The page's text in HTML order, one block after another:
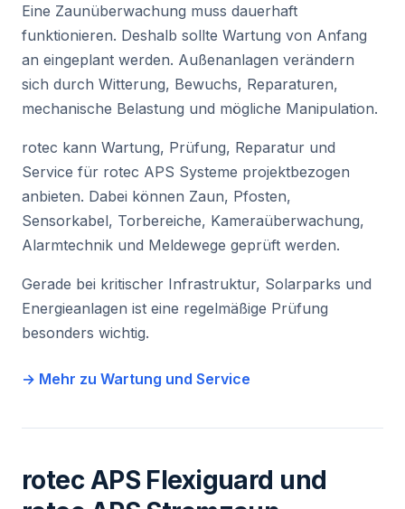
Eine Zaunüberwachung muss dauerhaft
funktionieren. Deshalb sollte Wartung von Anfang
an eingeplant werden. Außenanlagen verändern
sich durch Witterung, Bewuchs, Reparaturen,
mechanische Belastung und mögliche Manipulation.
rotec kann Wartung, Prüfung, Reparatur und
Service für rotec APS Systeme projektbezogen
anbieten. Dabei können Zaun, Pfosten,
Sensorkabel, Torbereiche, Kameraüberwachung,
Alarmtechnik und Meldewege geprüft werden.
Gerade bei kritischer Infrastruktur, Solarparks und
Energieanlagen ist eine regelmäßige Prüfung
besonders wichtig.
→ Mehr zu Wartung und Service
rotec APS Flexiguard und